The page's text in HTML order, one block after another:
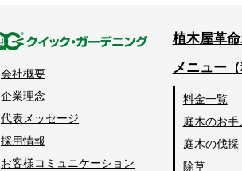
会社概要
企業理念
代表メッセージ
採用情報
お客様コミュニケーション
植木屋革
メニュー（
料金一覧
庭木のお手
庭木の伐採
除草